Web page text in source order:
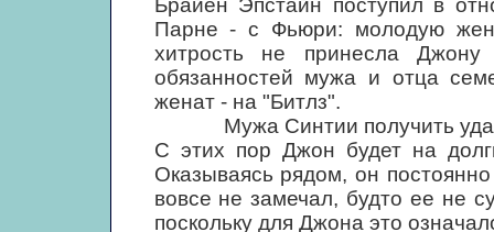
Брайен Эпстайн поступил в
Парне - с Фьюри: молодую
хитрость не принесла
обязанностей мужа и отца
женат - на "Битлз".
Мужа Синтии получить
С этих пор Джон будет на
Оказываясь рядом, он
вовсе не замечал, будто ее не
поскольку для Джона это